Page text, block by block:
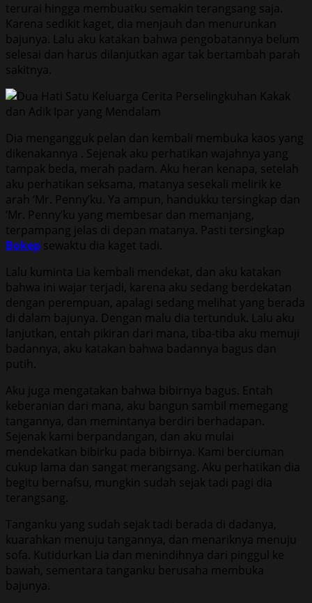
terurai hingga membuatku semakin terangsang saja.
Karena sedikit kaget, dia menjauh dan menurunkan
bajunya. Lalu aku katakan bahwa pengobatannya belum
selesai dan harus dilanjutkan agar tak bertambah parah
sakitnya.
Dia mengangguk pelan dan kembali membuka kaos yang
dikenakannya . Sejenak aku perhatikan wajahnya yang
tampak beda, merah padam. Aku heran kenapa, setelah
aku perhatikan seksama, matanya sesekali melirik ke
arah ‘Mr. Penny’ku. Ya ampun, handukku tersingkap dan
‘Mr. Penny’ku yang membesar dan memanjang,
terpampang jelas di depan matanya. Pasti tersingkap
Bokep sewaktu dia kaget tadi.
Lalu kuminta Lia kembali mendekat, dan aku katakan
bahwa ini wajar terjadi, karena aku sedang berdekatan
dengan perempuan, apalagi sedang melihat yang berada
di dalam bajunya. Dengan malu dia tertunduk. Lalu aku
lanjutkan, entah pikiran dari mana, tiba-tiba aku memuji
badannya, aku katakan bahwa badannya bagus dan
putih.
Aku juga mengatakan bahwa bibirnya bagus. Entah
keberanian dari mana, aku bangun sambil memegang
tangannya, dan memintanya berdiri berhadapan.
Sejenak kami berpandangan, dan aku mulai
mendekatkan bibirku pada bibirnya. Kami berciuman
cukup lama dan sangat merangsang. Aku perhatikan dia
begitu bernafsu, mungkin sudah sejak tadi pagi dia
terangsang.
Tanganku yang sudah sejak tadi berada di dadanya,
kuarahkan menuju tangannya, dan menariknya menuju
sofa. Kutidurkan Lia dan menindihnya dari pinggul ke
bawah, sementara tanganku berusaha membuka
bajunya.